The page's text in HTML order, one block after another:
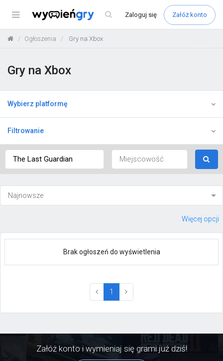
Menu Zaloguj się Załóż konto
Ogłoszenia Gry na Xbox
Gry na Xbox
Wybierz platformę
Filtrowanie
Więcej opcji
Brak ogłoszeń do wyświetlenia
1 (current)
Załóż konto i wymieniaj się grami już dziś!